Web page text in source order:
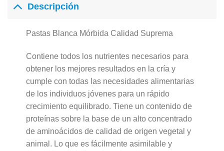
Descripción
Pastas Blanca Mórbida Calidad Suprema
Contiene todos los nutrientes necesarios para
obtener los mejores resultados en la cría y
cumple con todas las necesidades alimentarias
de los individuos jóvenes para un rápido
crecimiento equilibrado. Tiene un contenido de
proteínas sobre la base de un alto concentrado
de aminoácidos de calidad de origen vegetal y
animal. Lo que es fácilmente asimilable y